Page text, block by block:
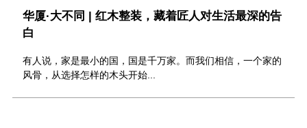
华厦·大不同 | 红木整装，藏着匠人对生活最深的告
白
有人说，家是最小的国，国是千万家。而我们相信，一个家的
风骨，从选择怎样的木头开始...